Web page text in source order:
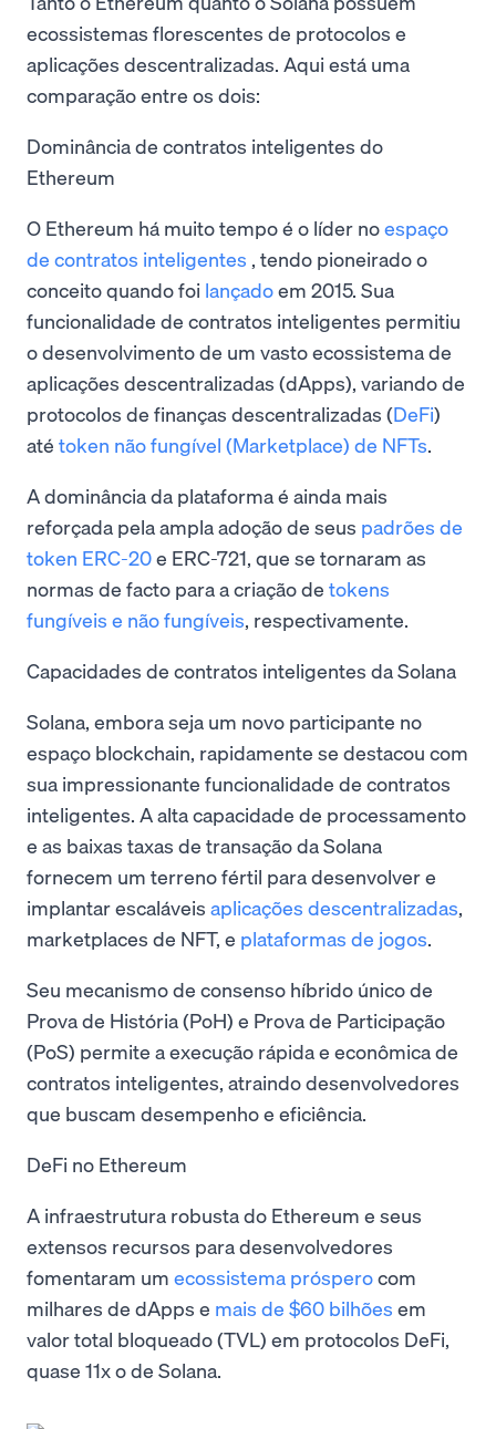
ecossistemas florescentes de protocolos e
aplicações descentralizadas. Aqui está uma
comparação entre os dois:
Dominância de contratos inteligentes do
Ethereum
O Ethereum há muito tempo é o líder noespaço
de contratos inteligentes , tendo pioneirado o
conceito quando foi lançadoem 2015. Sua
funcionalidade de contratos inteligentes permitiu
o desenvolvimento de um vasto ecossistema de
aplicações descentralizadas (dApps), variando de
protocolos de finanças descentralizadas (DeFi)
até token não fungível (Marketplace) de NFTs.
A dominância da plataforma é ainda mais
reforçada pela ampla adoção de seus padrões de
token ERC-20e ERC-721, que se tornaram as
normas de facto para a criação de tokens
fungíveis e não fungíveis, respectivamente.
Capacidades de contratos inteligentes da Solana
Solana, embora seja um novo participante no
espaço blockchain, rapidamente se destacou com
sua impressionante funcionalidade de contratos
inteligentes. A alta capacidade de processamento
e as baixas taxas de transação da Solana
fornecem um terreno fértil para desenvolver e
implantar escaláveis aplicações descentralizadas,
marketplaces de NFT, e plataformas de jogos.
Seu mecanismo de consenso híbrido único de
Prova de História (PoH) e Prova de Participação
(PoS) permite a execução rápida e econômica de
contratos inteligentes, atraindo desenvolvedores
que buscam desempenho e eficiência.
DeFi no Ethereum
A infraestrutura robusta do Ethereum e seus
extensos recursos para desenvolvedores
fomentaram um ecossistema prósperocom
milhares de dApps e mais de $60 bilhões em
valor total bloqueado (TVL) em protocolos DeFi,
quase 11x o de Solana.